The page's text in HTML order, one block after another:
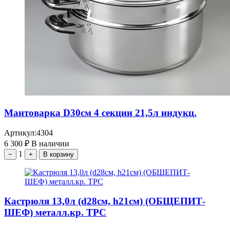
Мантоварка D30см 4 секции 21,5л индукц.
Артикул:4304
6 300 ₽ В наличии
− 1 + В корзину
Кастрюля 13,0л (d28см, h21см) (ОБЩЕПИТ-
ШЕФ) металл.кр. ТРС